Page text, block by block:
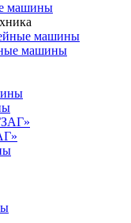
машины
машины